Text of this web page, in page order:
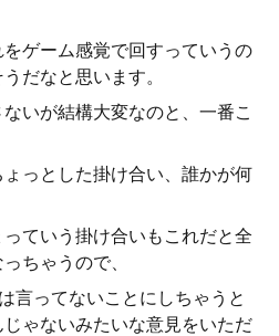
ゲーム感覚で回すっていうの
だなと思います。
いが結構大変なのと、一番こ
っとした掛け合い、誰かが何
ていう掛け合いもこれだと全
ちゃうので、
言ってないことにしちゃうと
ゃないみたいな意見をいただ